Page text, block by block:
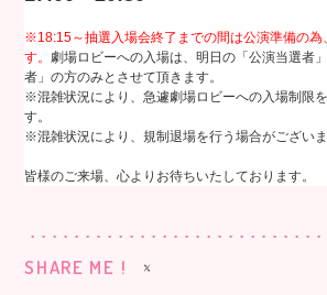
※18:15～抽選入場会終了までの間は公演準備の為
す。 劇場ロビーへの入場は、明日の「公演当選者
者」の方のみとさせて頂きます。
※混雑状況により、急遽劇場ロビーへの入場制限
す。
※混雑状況により、規制退場を行う場合がございま
皆様のご来場、心よりお待ちいたしております。
SHARE ME !